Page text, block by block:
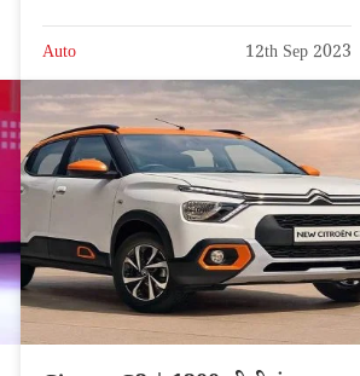
Auto 12th Sep 2023